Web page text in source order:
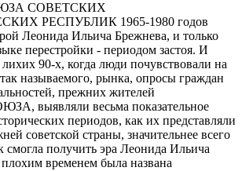
СОВЕТСКИХ
РЕСПУБЛИК 1965-1980 годов
Леонида Ильича Брежнева, и только
перестройки - периодом застоя. И
90-х, когда люди почувствовали на
называемого, рынка, опросы граждан
прежних жителей
выявляли весьма показательное
периодов, как их представляли
советской страны, значительнее всего
смогла получить эра Леонида Ильича
временем была названа